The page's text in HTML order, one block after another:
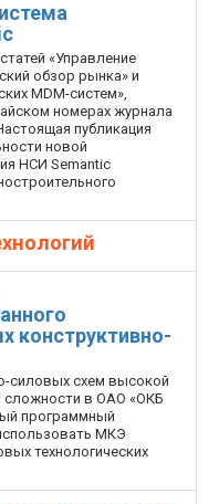
«Управление
обзор рынка» и
MDM-систем»,
номерах журнала
публикация
новой
НСИ Semantic
конструктивно-
силовых схем высокой
сложности в ОАО «ОКБ
программный
МКЭ
технологических